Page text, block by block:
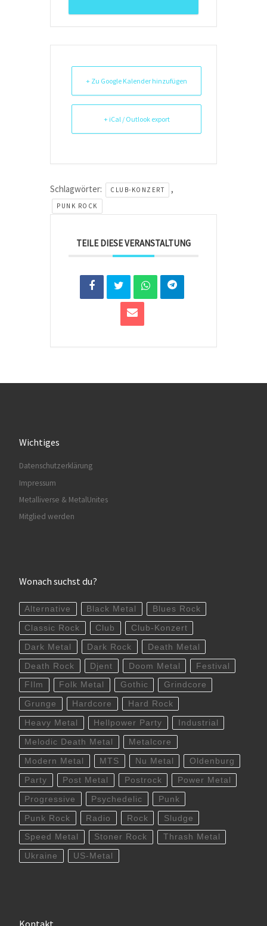
+ Zu Google Kalender hinzufügen
+ iCal / Outlook export
Schlagwörter: CLUB-KONZERT ,
PUNK ROCK
TEILE DIESE VERANSTALTUNG
Wichtiges
Datenschutzerklärung
Impressum
Metalliverse & MetalUnites
Mitglied werden
Wonach suchst du?
Alternative Black Metal Blues Rock
Classic Rock Club Club-Konzert
Dark Metal Dark Rock Death Metal
Death Rock Djent Doom Metal Festival
FIlm Folk Metal Gothic Grindcore
Grunge Hardcore Hard Rock
Heavy Metal Hellpower Party Industrial
Melodic Death Metal Metalcore
Modern Metal MTS Nu Metal Oldenburg
Party Post Metal Postrock Power Metal
Progressive Psychedelic Punk
Punk Rock Radio Rock Sludge
Speed Metal Stoner Rock Thrash Metal
Ukraine US-Metal